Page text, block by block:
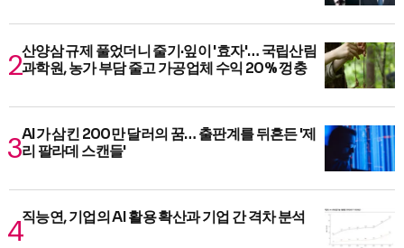
산양삼 규제 풀었더니 줄기·잎이 '효자'… 국립산림
과학원, 농가 부담 줄고 가공업체 수익 20% 껑충
AI가 삼킨 200만 달러의 꿈… 출판계를 뒤흔든 '제
리 팔라데 스캔들'
직능연, 기업의 AI 활용 확산과 기업 간 격차 분석